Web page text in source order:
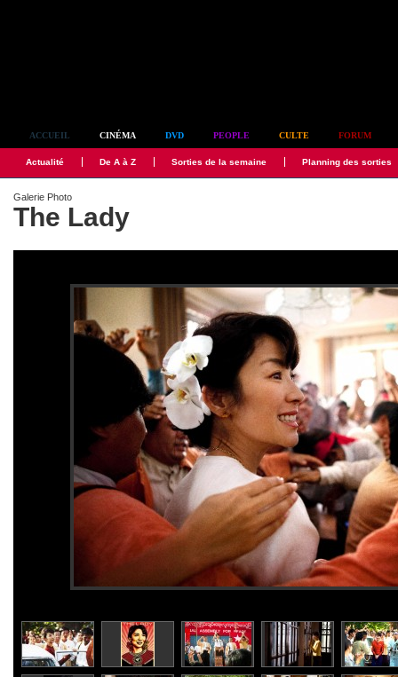
ACCUEIL CINÉMA DVD PEOPLE CULTE FORUM
Actualité De A à Z Sorties de la semaine Planning des sorties
Galerie Photo
The Lady